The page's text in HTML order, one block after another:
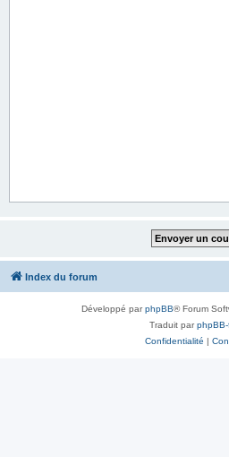
Index du forum
Développé parphpBB® Forum
Traduit parphpBB-
Confidentialité |